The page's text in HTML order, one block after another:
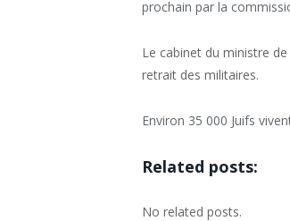
prochain par la
Le cabinet du ministre
retrait des militaires.
Environ 35 000 Juifs
Related posts:
No related posts.